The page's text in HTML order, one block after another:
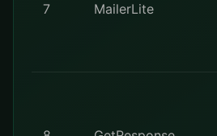
7 MailerLite